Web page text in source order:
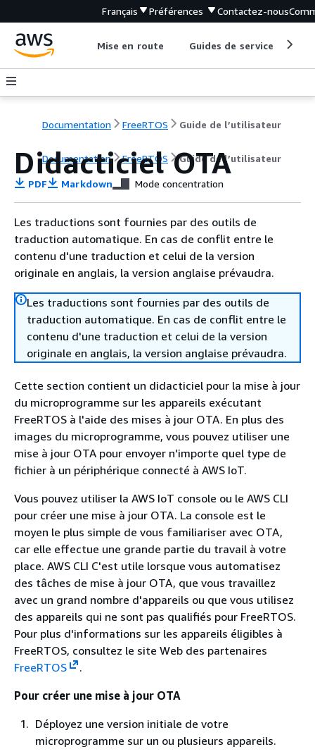
Français Préférences Contactez-nous
Mise en route Guides de service
Documentation FreeRTOS Guide de l’utilisateur
Documentation FreeRTOS Guide de l’utilisateur
Didacticiel OTA
PDF Markdown Mode concentration
Les traductions sont fournies par des outils de
traduction automatique. En cas de conflit entre le
contenu d'une traduction et celui de la version
originale en anglais, la version anglaise prévaudra.
Les traductions sont fournies par des outils de
traduction automatique. En cas de conflit entre le
contenu d'une traduction et celui de la version
originale en anglais, la version anglaise prévaudra.
Cette section contient un didacticiel pour la mise à jour
du microprogramme sur les appareils exécutant
FreeRTOS à l'aide des mises à jour OTA. En plus des
images du microprogramme, vous pouvez utiliser une
mise à jour OTA pour envoyer n'importe quel type de
fichier à un périphérique connecté à AWS IoT.
Vous pouvez utiliser la AWS IoT console ou le AWS CLI
pour créer une mise à jour OTA. La console est le
moyen le plus simple de vous familiariser avec OTA,
car elle effectue une grande partie du travail à votre
place. AWS CLI C'est utile lorsque vous automatisez
des tâches de mise à jour OTA, que vous travaillez
avec un grand nombre d'appareils ou que vous utilisez
des appareils qui ne sont pas qualifiés pour FreeRTOS.
Pour plus d'informations sur les appareils éligibles à
FreeRTOS, consultez le site Web des partenaires
FreeRTOS
.
Pour créer une mise à jour OTA
Déployez une version initiale de votre
microprogramme sur un ou plusieurs appareils.